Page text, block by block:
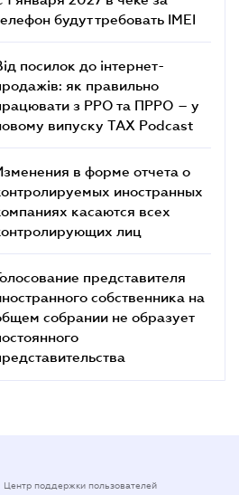
будут требовать IMEI
посилок до інтернет-
як правильно
з РРО та ПРРО – у
випуску TAX Podcast
в форме отчета о
иностранных
касаются всех
лиц
представителя
собственника на
собрании не образует
Центр поддержки пользователей